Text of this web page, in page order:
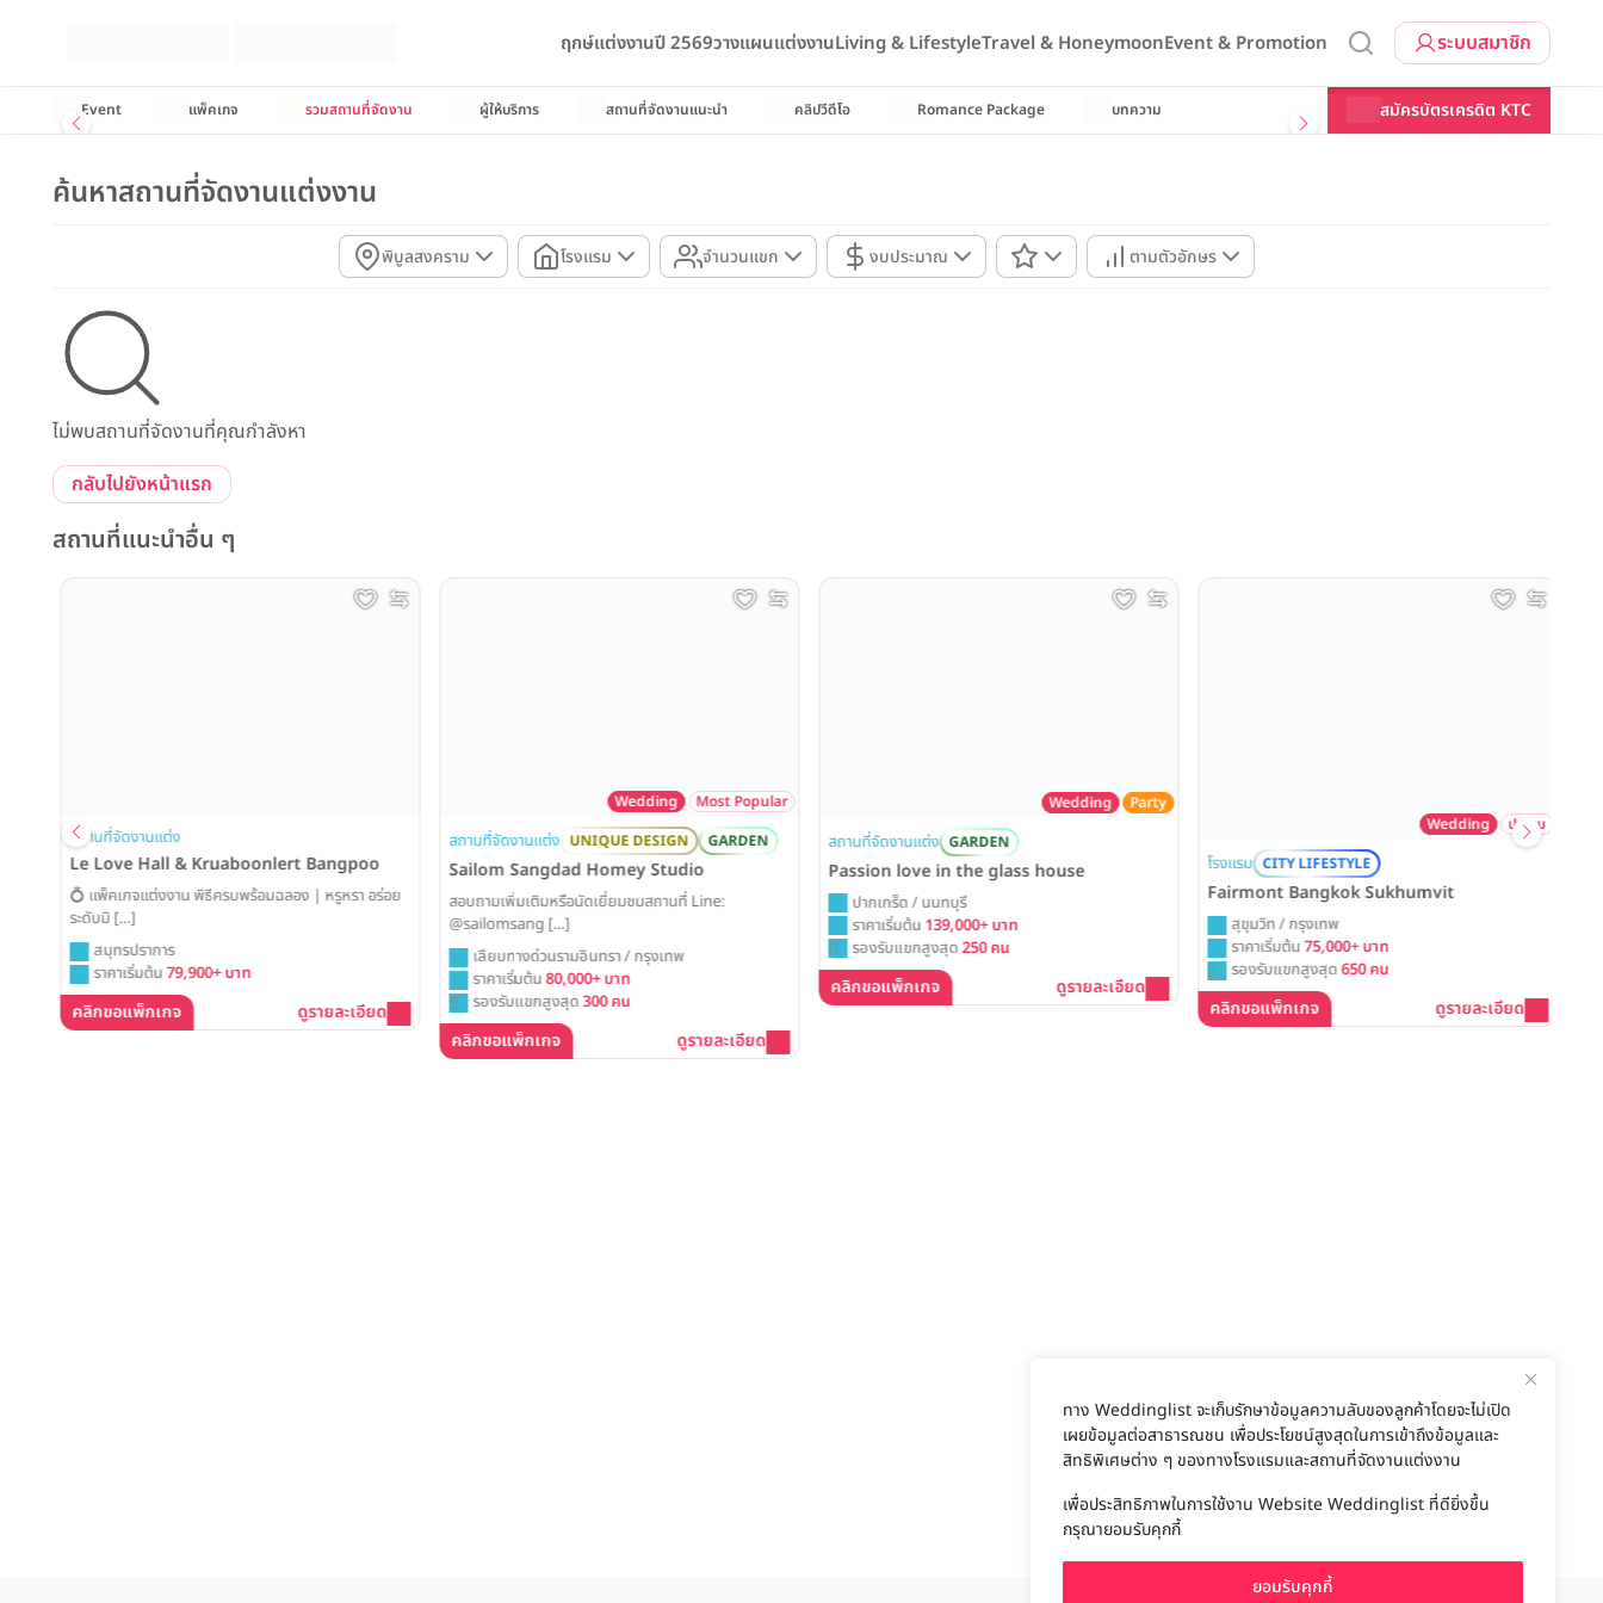
ทาง Weddinglist จะเก็บรักษาข้อมูลความลับของลูกค้าโดยจะไม่เปิด
เผยข้อมูลต่อสาธารณชน เพื่อประโยชน์สูงสุดในการเข้าถึงข้อมูลและ
สิทธิพิเศษต่าง ๆ ของทางโรงแรมและสถานที่จัดงานแต่งงาน
เพื่อประสิทธิภาพในการใช้งาน Website Weddinglist ที่ดียิ่งขึ้น
กรุณายอมรับคุกกี้
ยอมรับคุกกี้
ระบบสมาชิก
ฤกษ์แต่งงานปี 2569วางแผนแต่งงานLiving & LifestyleTravel & HoneymoonEvent & Promotion
Event แพ็คเกจ รวมสถานที่จัดงาน ผู้ให้บริการ สถานที่จัดงานแนะนำ คลิปวีดีโอ Romance Package บทความ สมัครบัตรเครดิต KTC
ค้นหาสถานที่จัดงานแต่งงาน
พิบูลสงคราม โรงแรม จำนวนแขก งบประมาณ ตามตัวอักษร
ไม่พบสถานที่จัดงานที่คุณกำลังหา
กลับไปยังหน้าแรก
สถานที่แนะนำอื่น ๆ
สถานที่จัดงานแต่ง
Le Love Hall & Kruaboonlert Bangpoo
💍 แพ็คเกจแต่งงาน พิธีครบพร้อมฉลอง | หรูหรา อร่อย
ระดับมิ […]
สมุทรปราการ
ราคาเริ่มต้น79,900+ บาท
คลิกขอแพ็กเกจ ดูรายละเอียด
Wedding Most Popular
สถานที่จัดงานแต่ง UNIQUE DESIGN GARDEN
Sailom Sangdad Homey Studio
สอบถามเพิ่มเติมหรือนัดเยี่ยมชมสถานที่ Line:
@sailomsang […]
เลียบทางด่วนรามอินทรา / กรุงเทพ
ราคาเริ่มต้น80,000+ บาท
รองรับแขกสูงสุด300 คน
คลิกขอแพ็กเกจ ดูรายละเอียด
Wedding Party
สถานที่จัดงานแต่ง GARDEN
Passion love in the glass house
ปากเกร็ด / นนทบุรี
ราคาเริ่มต้น139,000+ บาท
รองรับแขกสูงสุด250 คน
คลิกขอแพ็กเกจ ดูรายละเอียด
Wedding ประชุม
โรงแรม CITY LIFESTYLE
Fairmont Bangkok Sukhumvit
สุขุมวิท / กรุงเทพ
ราคาเริ่มต้น75,000+ บาท
รองรับแขกสูงสุด650 คน
คลิกขอแพ็กเกจ ดูรายละเอียด